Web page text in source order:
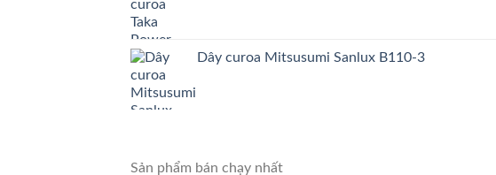
Dây curoa Mitsusumi Sanlux B110-3
Sản phẩm bán chạy nhất